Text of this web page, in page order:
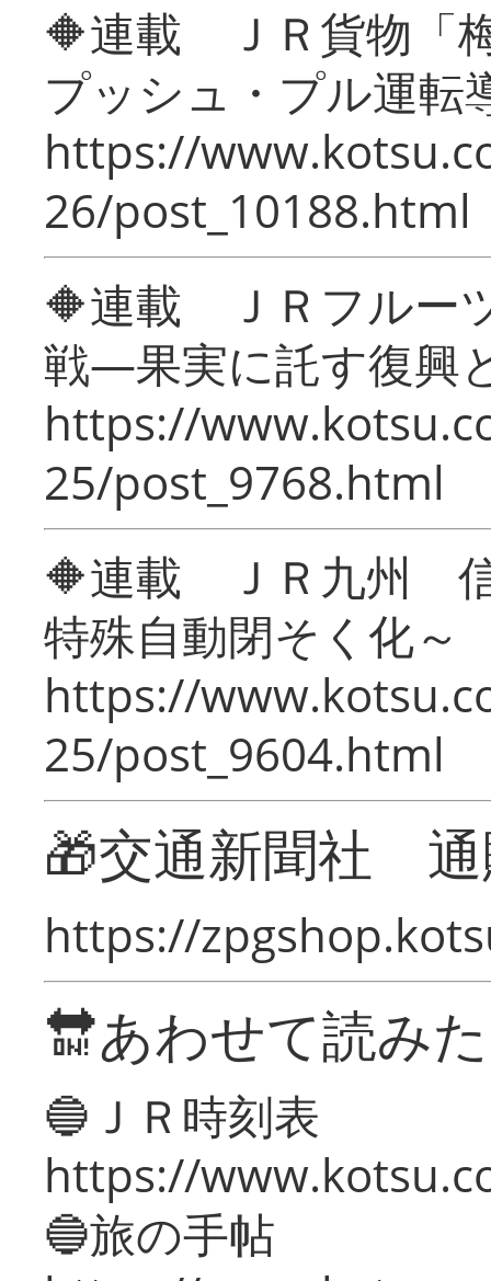
🔶連載 ＪＲ貨物「
プッシュ・プル運転
https://
26/post_10188.html
🔶連載 ＪＲフルー
戦―果実に託す復興
https://
25/post_9768.html
🔶連載 ＪＲ九州 信
特殊自動閉そく化～
https://
25/post_9604.html
🎁交通新聞社
https://
🔛あわせて読み
🔵ＪＲ時刻表
https://
🔵旅の手帖